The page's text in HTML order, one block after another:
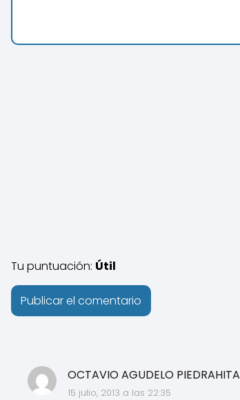
OCTAVIO AGUDELO PIEDRAHITA
15 julio, 2013 a las 22:35
Tu puntuación: Útil